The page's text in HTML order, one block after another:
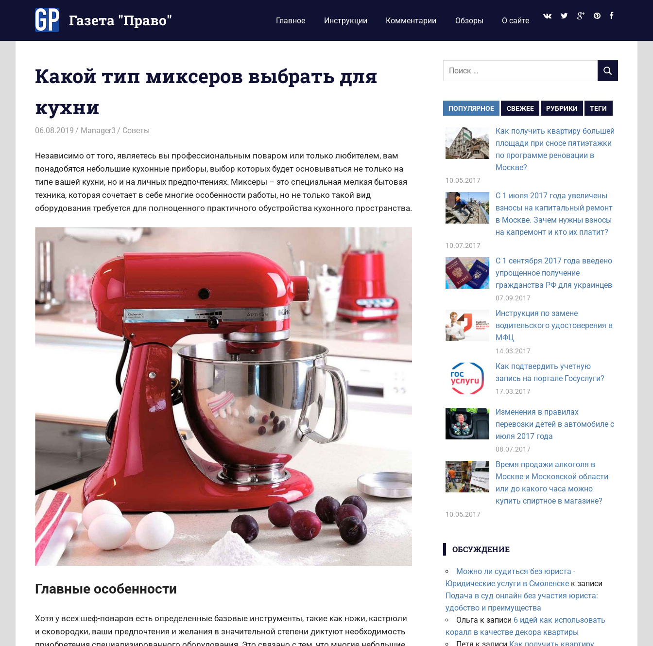
содержимому
Газета "Право"
Ваше
время
Главное Инструкции Комментарии Обзоры О сайте
Какой тип миксеров выбрать для
кухни
06.08.2019 Manager3 Советы
Независимо от того, являетесь вы профессиональным поваром или только любителем, вам
понадобятся небольшие кухонные приборы, выбор которых будет основываться не только на
типе вашей кухни, но и на личных предпочтениях. Миксеры – это специальная мелкая бытовая
техника, которая сочетает в себе многие особенности работы, но не только такой вид
оборудования требуется для полноценного практичного обустройства кухонного пространства.
Главные особенности
Хотя у всех шеф-поваров есть определенные базовые инструменты, такие как ножи, кастрюли
и сковородки, ваши предпочтения и желания в значительной степени диктуют необходимость
Поиск
ПОИСК
ПОПУЛЯРНОЕ СВЕЖЕЕ РУБРИКИ ТЕГИ
Как получить квартиру большей
площади при сносе пятиэтажки
по программе реновации в
Москве?
10.05.2017
С 1 июля 2017 года увеличены
взносы на капитальный ремонт
в Москве. Зачем нужны взносы
на капремонт и кто их платит?
10.07.2017
С 1 сентября 2017 года введено
упрощенное получение
гражданства РФ для украинцев
07.09.2017
Инструкция по замене
водительского удостоверения в
МФЦ
14.03.2017
Как подтвердить учетную
запись на портале Госуслуги?
17.03.2017
Изменения в правилах
перевозки детей в автомобиле с
июля 2017 года
08.07.2017
Время продажи алкоголя в
Москве и Московской области
или до какого часа можно
купить спиртное в магазине?
10.05.2017
ОБСУЖДЕНИЕ
Можно ли судиться без юриста -
Юридические услуги в Смоленскек записи
Подача в суд онлайн без участия юриста:
удобство и преимущества
Ольга к записи 6 идей как использовать
коралл в качестве декора квартиры
Петя к записи Как получить квартиру